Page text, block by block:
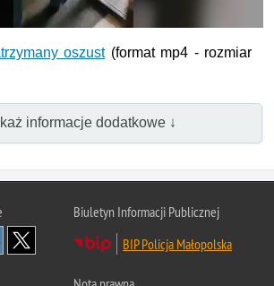
oszust(format mp4 - rozmiar
informacje dodatkowe ↓
Biuletyn Informacji Publicznej
BIP Policja Małopolska